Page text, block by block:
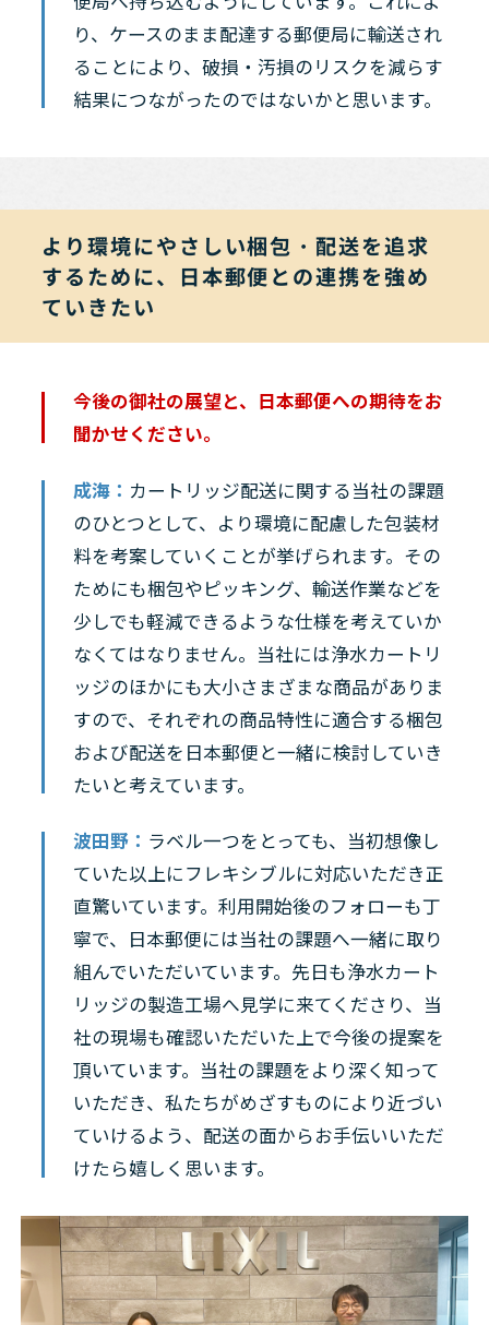
り、ケースのまま配達する郵便局に輸送され
ることにより、破損・汚損のリスクを減らす
結果につながったのではないかと思います。
より環境にやさしい梱包・配送を追求
するために、日本郵便との連携を強め
ていきたい
今後の御社の展望と、日本郵便への期待をお
聞かせください。
成海： カートリッジ配送に関する当社の課題
のひとつとして、より環境に配慮した包装材
料を考案していくことが挙げられます。その
ためにも梱包やピッキング、輸送作業などを
少しでも軽減できるような仕様を考えていか
なくてはなりません。当社には浄水カートリ
ッジのほかにも大小さまざまな商品がありま
すので、それぞれの商品特性に適合する梱包
および配送を日本郵便と一緒に検討していき
たいと考えています。
波田野： ラベル一つをとっても、当初想像し
ていた以上にフレキシブルに対応いただき正
直驚いています。利用開始後のフォローも丁
寧で、日本郵便には当社の課題へ一緒に取り
組んでいただいています。先日も浄水カート
リッジの製造工場へ見学に来てくださり、当
社の現場も確認いただいた上で今後の提案を
頂いています。当社の課題をより深く知って
いただき、私たちがめざすものにより近づい
ていけるよう、配送の面からお手伝いいただ
けたら嬉しく思います。